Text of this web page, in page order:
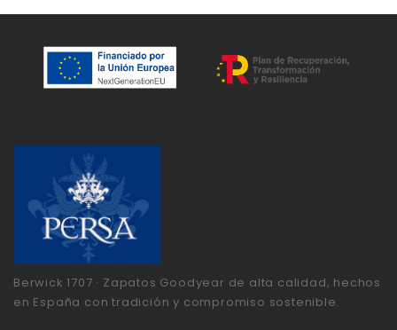
Berwick 1707 · Zapatos Goodyear de alta calidad, hechos
en España con tradición y compromiso sostenible.